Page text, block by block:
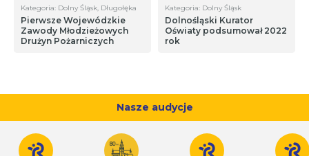
Kategoria: Dolny Śląsk, Długołęka
Pierwsze Wojewódzkie
Zawody Młodzieżowych
Drużyn Pożarniczych
Kategoria: Dolny Śląsk
Dolnośląski Kurator
Oświaty podsumował 2022
rok
Nasze audycje